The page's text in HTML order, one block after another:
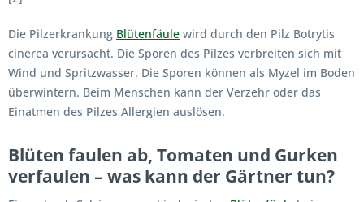
Die Pilzerkrankung Blütenfäule wird durch den Pilz Botrytis
cinerea verursacht. Die Sporen des Pilzes verbreiten sich mit
Wind und Spritzwasser. Die Sporen können als Myzel im Boden
überwintern. Beim Menschen kann der Verzehr oder das
Einatmen des Pilzes Allergien auslösen.
Blüten faulen ab, Tomaten und Gurken
verfaulen – was kann der Gärtner tun?